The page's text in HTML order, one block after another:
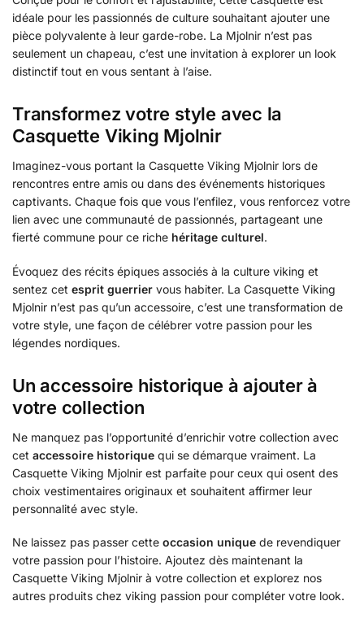
idéale pour les passionnés de culture souhaitant ajouter une
pièce polyvalente à leur garde-robe. La Mjolnir n’est pas
seulement un chapeau, c’est une invitation à explorer un look
distinctif tout en vous sentant à l’aise.
Transformez votre style avec la
Casquette Viking Mjolnir
Imaginez-vous portant la Casquette Viking Mjolnir lors de
rencontres entre amis ou dans des événements historiques
captivants. Chaque fois que vous l’enfilez, vous renforcez votre
lien avec une communauté de passionnés, partageant une
fierté commune pour ce riche héritage culturel.
Évoquez des récits épiques associés à la culture viking et
sentez cet esprit guerrier vous habiter. La Casquette Viking
Mjolnir n’est pas qu’un accessoire, c’est une transformation de
votre style, une façon de célébrer votre passion pour les
légendes nordiques.
Un accessoire historique à ajouter à
votre collection
Ne manquez pas l’opportunité d’enrichir votre collection avec
cet accessoire historique qui se démarque vraiment. La
Casquette Viking Mjolnir est parfaite pour ceux qui osent des
choix vestimentaires originaux et souhaitent affirmer leur
personnalité avec style.
Ne laissez pas passer cette occasion unique de revendiquer
votre passion pour l’histoire. Ajoutez dès maintenant la
Casquette Viking Mjolnir à votre collection et explorez nos
autres produits chez viking passion pour compléter votre look.